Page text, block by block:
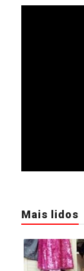
Mais lidos